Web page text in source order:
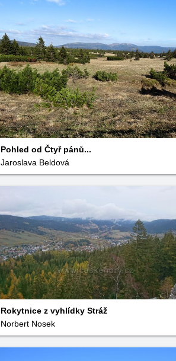
Pohled od Čtyř pánů...
Jaroslava Beldová
Rokytnice z vyhlídky Stráž
Norbert Nosek